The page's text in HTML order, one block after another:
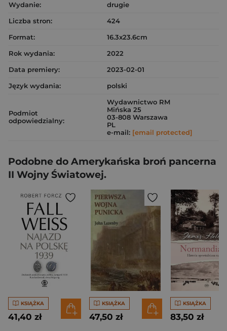
Wydanie:
drugie
Liczba stron:
424
Format:
16.3x23.6cm
Rok wydania:
2022
Data premiery:
2023-02-01
Język wydania:
polski
Podmiot
odpowiedzialny:
Wydawnictwo RM
Mińska 25
03-808 Warszawa
PL
e-mail: [email protected]
Podobne do Amerykańska broń pancerna
II Wojny Światowej.
KSIĄŻKA
41,40 zł
KSIĄŻKA
47,50 zł
KSIĄŻKA
83,50 zł